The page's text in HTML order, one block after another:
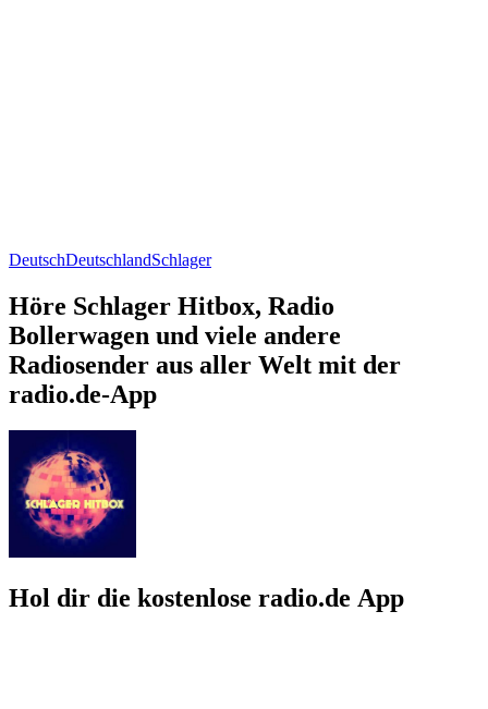
DeutschDeutschlandSchlager
Höre Schlager Hitbox, Radio
Bollerwagen und viele andere
Radiosender aus aller Welt mit der
radio.de-App
Hol dir die kostenlose radio.de App